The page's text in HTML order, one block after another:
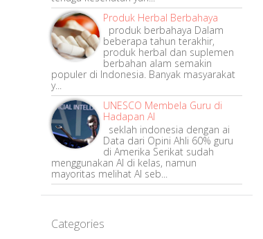
Produk Herbal Berbahaya
produk berbahaya Dalam
beberapa tahun terakhir,
produk herbal dan suplemen
berbahan alam semakin
populer di Indonesia. Banyak masyarakat
y...
UNESCO Membela Guru di
Hadapan AI
seklah indonesia dengan ai
Data dari Opini Ahli 60% guru
di Amerika Serikat sudah
menggunakan AI di kelas, namun
mayoritas melihat AI seb...
Categories